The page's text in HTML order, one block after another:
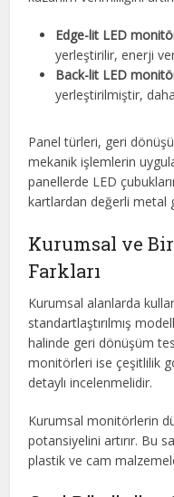
Edge-lit LED
yerleştirilir, enerji
Back-lit LED
yerleştirilmiştir,
Panel türleri, geri
mekanik işlemlerin
panellerde LED
kartlardan değerli metal
Kurumsal ve
Farkları
Kurumsal alanlarda
standartlaştırılmış
halinde geri dönüşüm
monitörleri ise çeşitlilik
detaylı incelenmelidir.
Kurumsal monitörlerin
potansiyelini artırır. Bu
plastik ve cam